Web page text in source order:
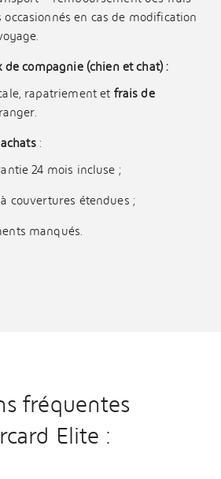
en cas de modification
de compagnie (chien et chat) :
rapatriement et frais de
:
24 mois incluse ;
couvertures étendues ;
manqués.
fréquentes
Elite :